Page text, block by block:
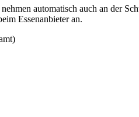
automatisch auch an der
Essenanbieter an.